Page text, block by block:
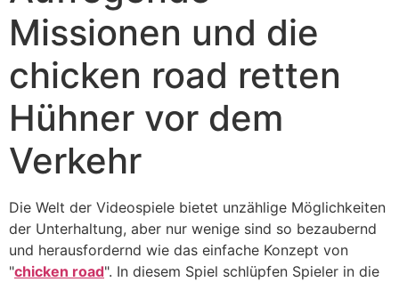
Missionen und die
chicken road retten
Hühner vor dem
Verkehr
Die Welt der Videospiele bietet unzählige Möglichkeiten
der Unterhaltung, aber nur wenige sind so bezaubernd
und herausfordernd wie das einfache Konzept von
"chicken road". In diesem Spiel schlüpfen Spieler in die